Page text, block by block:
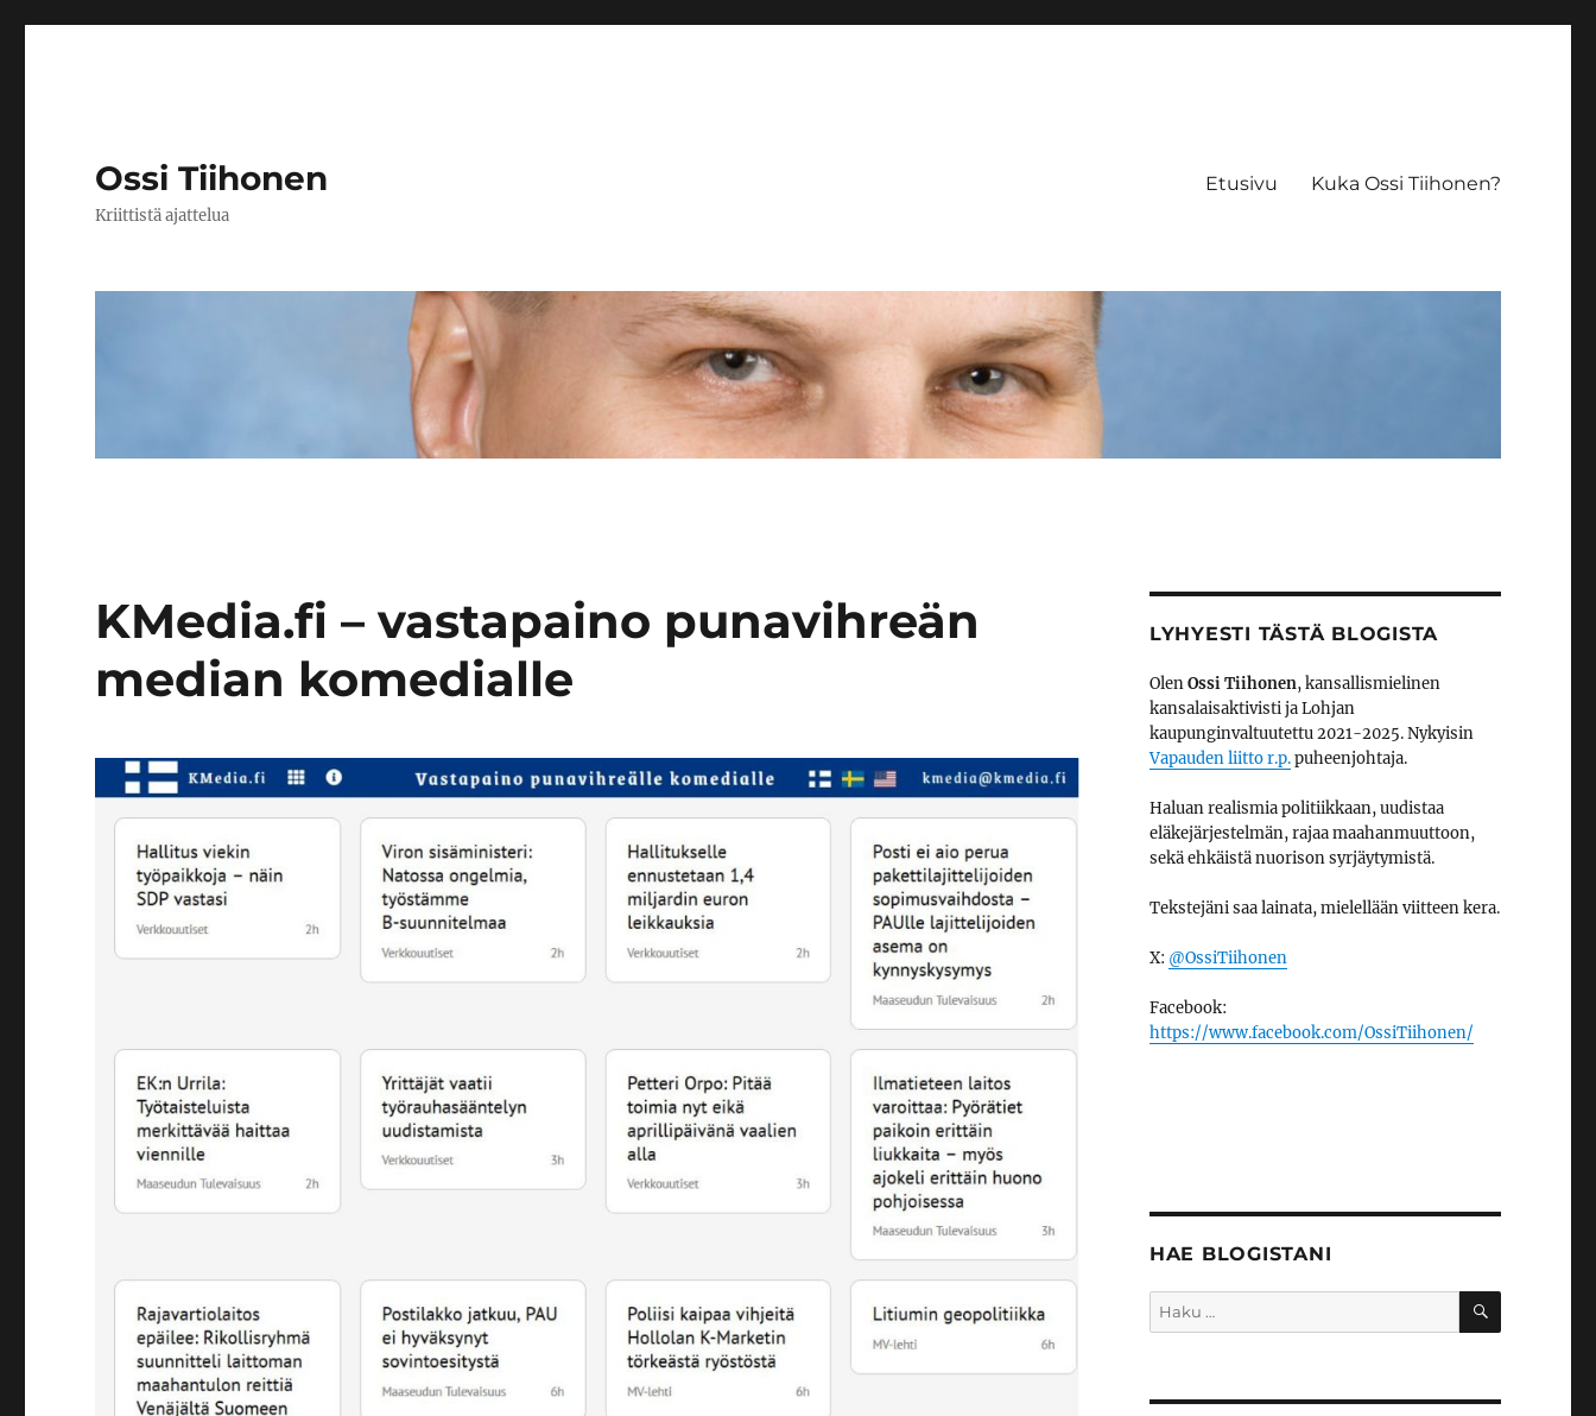
Ossi Tiihonen
Kriittistä ajattelua
Etusivu Kuka Ossi Tiihonen?
KMedia.fi – vastapaino punavihreän
median komedialle
LYHYESTI TÄSTÄ BLOGISTA
OlenOssi Tiihonen, kansallismielinen
kansalaisaktivisti ja Lohjan
kaupunginvaltuutettu 2021-2025. Nykyisin
Vapauden liitto r.p.puheenjohtaja.
Haluan realismia politiikkaan, uudistaa
eläkejärjestelmän, rajaa maahanmuuttoon,
sekä ehkäistä nuorison syrjäytymistä.
Tekstejäni saa lainata, mielellään viitteen kera.
X: @OssiTiihonen
Facebook:
https://www.facebook.com/OssiTiihonen/
HAE BLOGISTANI
Etsi: HAKU